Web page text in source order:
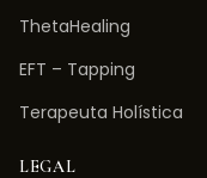
ThetaHealing
EFT – Tapping
Terapeuta Holística
LEGAL